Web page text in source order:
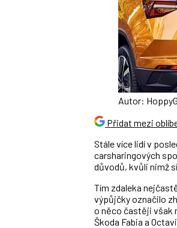
Autor:
Přidat mezi
Stále více lidí v
carsharingových
důvodů, kvůli nimž
Tím zdaleka
výpůjčky označilo
o něco častěji však
Škoda Fabia a